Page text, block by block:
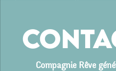
Compagnie Rêve